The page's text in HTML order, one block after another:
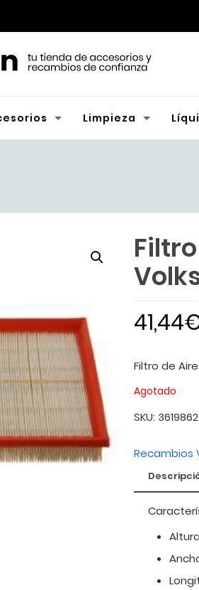
Limpieza
41,44
Filtro de
Agotado
SKU:
Recambios